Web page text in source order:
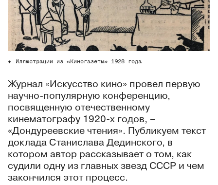
Иллюстрации из «Киногазеты» 1928 года
Журнал «Искусство кино» провел первую
научно-популярную конференцию,
посвященную отечественному
кинематографу 1920-х годов, –
«Дондуреевские чтения». Публикуем текст
доклада Станислава Дединского, в
котором автор рассказывает о том, как
судили одну из главных звезд СССР и чем
закончился этот процесс.